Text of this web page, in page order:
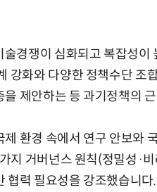
경쟁이 심화되고 복잡성
강화와 다양한 정책수단 조
제안하는 등 과기정책의
환경 속에서 연구 안보와
지 거버넌스 원칙(정밀성·
협력 필요성을 강조했습니다.